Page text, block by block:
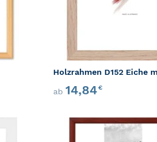
Holzrahmen D152 Eiche
ab 14,84€
ZUR WUNSCHLISTE HINZUFÜGEN